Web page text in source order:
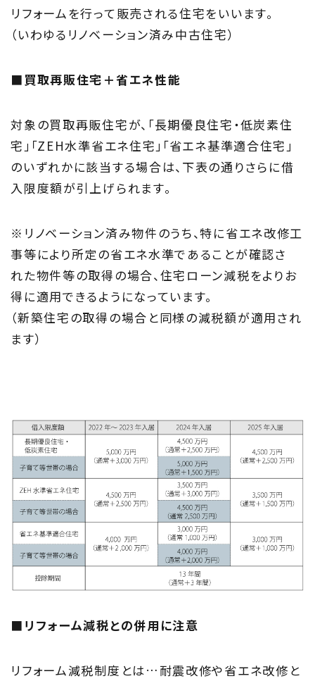
リフォームを行って販売される住宅をいいます。
（いわゆるリノベーション済み中古住宅）
■買取再販住宅＋省エネ性能
対象の買取再販住宅が、「長期優良住宅・低炭素住
宅」「ZEH水準省エネ住宅」「省エネ基準適合住宅」
のいずれかに該当する場合は、下表の通りさらに借
入限度額が引上げられます。
※リノベーション済み物件のうち、特に省エネ改修工
事等により所定の省エネ水準であることが確認さ
れた物件等の取得の場合、住宅ローン減税をよりお
得に適用できるようになっています。
（新築住宅の取得の場合と同様の減税額が適用され
ます）
■リフォーム減税との併用に注意
リフォーム減税制度とは…耐震改修や省エネ改修と